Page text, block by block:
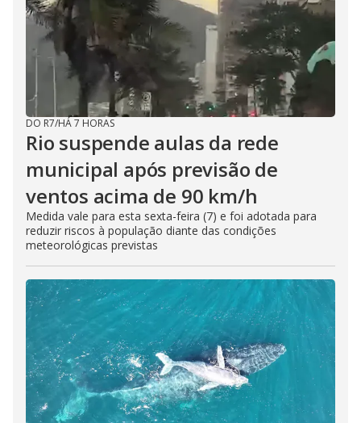
DO R7/HÁ 7 HORAS
Rio suspende aulas da rede
municipal após previsão de
ventos acima de 90 km/h
Medida vale para esta sexta-feira (7) e foi adotada para
reduzir riscos à população diante das condições
meteorológicas previstas